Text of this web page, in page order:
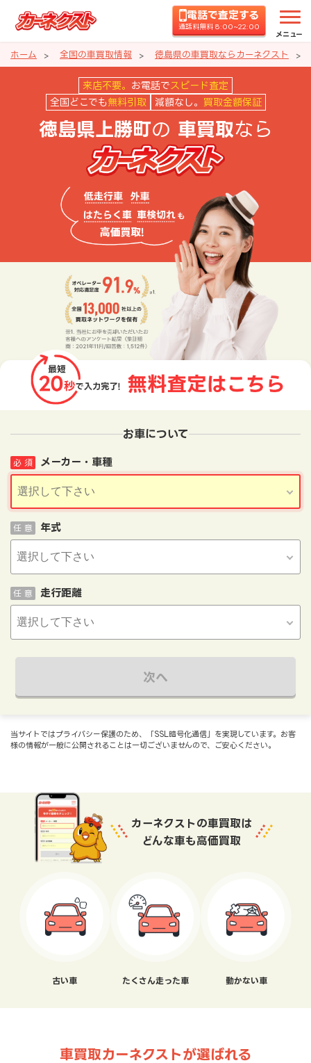
電話で査定する
通話料無料 8:00~22:00
メニュー
ホーム 全国の車買取情報 徳島県の車買取ならカーネクスト
徳島県上勝町の車買取ならカー
来店不要。 お電話で スピード査定
全国どこでも 無料引取 減額なし。 買取金額保証
徳島県上勝町の 車買取なら
お車について
メーカー・車種
必 須
年式
任 意
走行距離
任 意
次へ
当サイトではプライバシー保護のため、「SSL暗号化通信」を実現しています。お客
様の情報が一般に公開されることは一切ございませんので、ご安心ください。
カーネクストの車買取は
どんな車も高価買取
古い車 たくさん走った車 動かない車
車買取カーネクストが選ばれる